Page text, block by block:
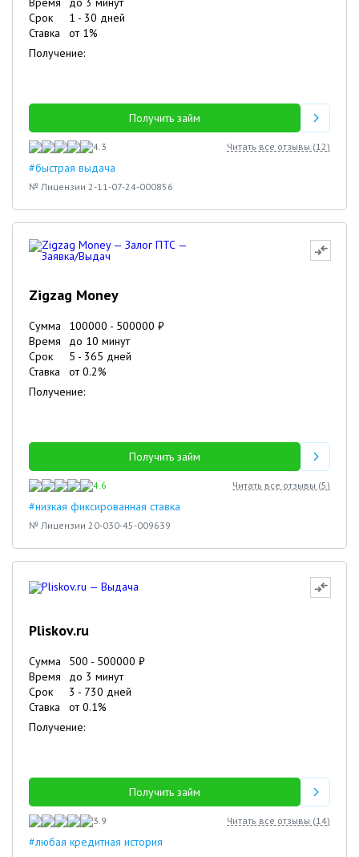
Срок
1 - 30 дней
Ставка
от 1%
Получение:
Получить займ
4.3 Читать все отзывы (12)
#быстрая выдача
№ Лицензии 2-11-07-24-000856
Zigzag Money
Сумма 100000 - 500000 ₽
Время
до 10 минут
Срок
5 - 365 дней
Ставка
от0.2%
Получение:
Получить займ
4.6 Читать все отзывы (5)
#низкая фиксированная ставка
№ Лицензии 20-030-45-009639
Pliskov.ru
Сумма 500 - 500000 ₽
Время
до 3 минут
Срок
3 - 730 дней
Ставка
от0.1%
Получение:
Получить займ
3.9 Читать все отзывы (14)
#любая кредитная история